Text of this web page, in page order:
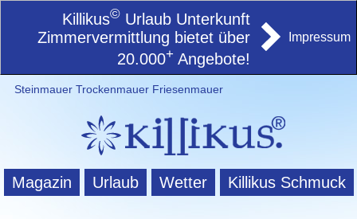
Killikus© Urlaub Unterkunft
Zimmervermittlung bietet über
20.000+ Angebote!
Impressum
Steinmauer Trockenmauer Friesenmauer
Magazin Urlaub Wetter Killikus Schmuck